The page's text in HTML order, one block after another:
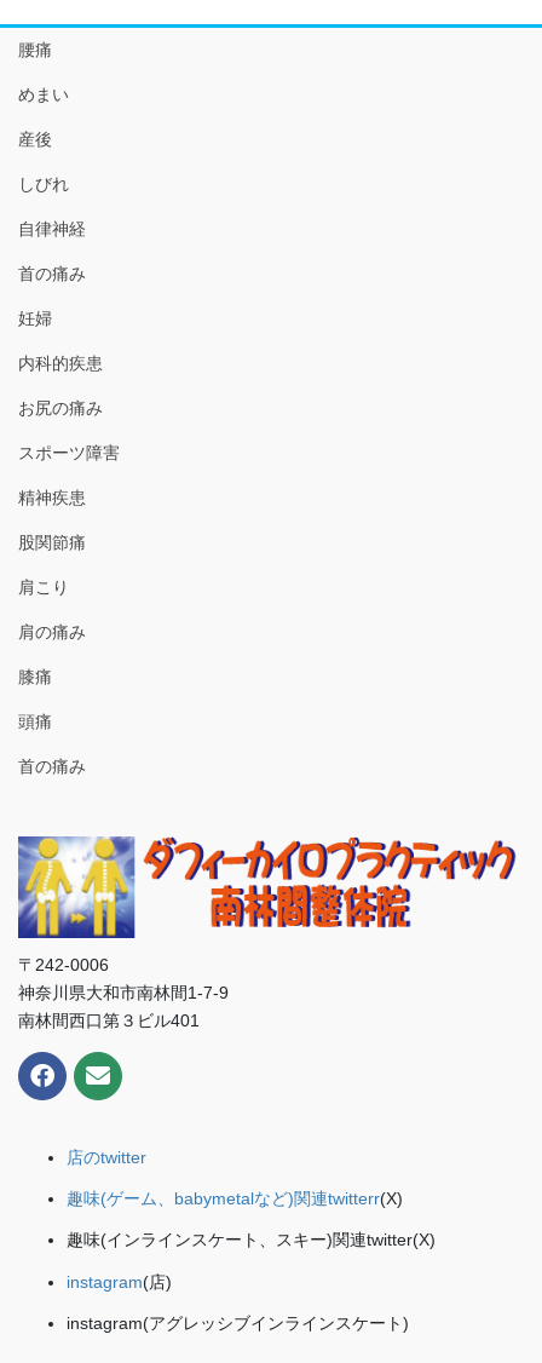
腰痛
めまい
産後
しびれ
自律神経
首の痛み
妊婦
内科的疾患
お尻の痛み
スポーツ障害
精神疾患
股関節痛
肩こり
肩の痛み
膝痛
頭痛
首の痛み
〒242-0006
神奈川県大和市南林間1-7-9
南林間西口第３ビル401
店のtwitter
趣味(ゲーム、babymetalなど)関連twitterr(X)
趣味(インラインスケート、スキー)関連twitter(X)
instagram(店)
instagram(アグレッシブインラインスケート)